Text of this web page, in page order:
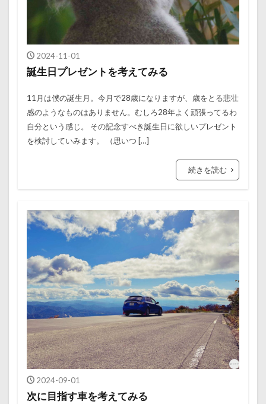
2024-11-01
誕生日プレゼントを考えてみる
11月は僕の誕生月。今月で28歳になりますが、歳をとる悲壮
感のようなものはありません。むしろ28年よく頑張ってるわ
自分という感じ。 その記念すべき誕生日に欲しいプレゼント
を検討していみます。 （思いつ […]
続きを読む
2024-09-01
次に目指す車を考えてみる